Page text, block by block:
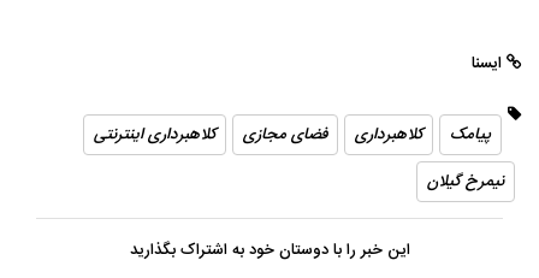
ایسنا
پیامک کلاهبرداری فضای مجازی
کلاهبرداری اینترنتی
نیمرخ گیلان
این خبر را با دوستان خود به اشتراک بگذارید